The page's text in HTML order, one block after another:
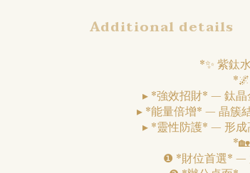
Additional details
*✨ 紫鈦
▸ *強效招財* — 鈦晶
▸ *能量倍增* — 晶簇
▸ *靈性防護* — 形成
❶ *財位首選* —